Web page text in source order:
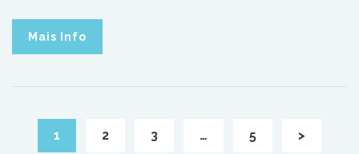
Mais Info
1 2 3 … 5 >